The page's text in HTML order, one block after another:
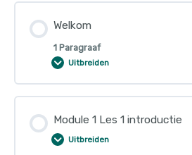
Welkom
1 Paragraaf
Uitbreiden
Module 1 Les 1 introductie
Uitbreiden